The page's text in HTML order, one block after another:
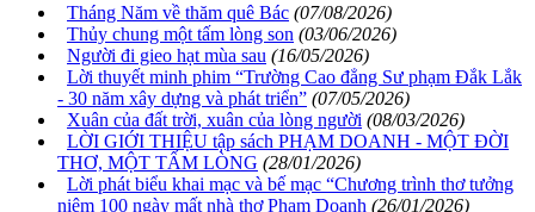
Tháng Năm về thăm quê Bác (07/08/2026)
Thủy chung một tấm lòng son (03/06/2026)
Người đi gieo hạt mùa sau (16/05/2026)
Lời thuyết minh phim “Trường Cao đẳng Sư phạm Đắk Lắk
- 30 năm xây dựng và phát triển” (07/05/2026)
Xuân của đất trời, xuân của lòng người (08/03/2026)
LỜI GIỚI THIỆU tập sách PHẠM DOANH - MỘT ĐỜI
THƠ, MỘT TẤM LÒNG (28/01/2026)
Lời phát biểu khai mạc và bế mạc “Chương trình thơ tưởng
niệm 100 ngày mất nhà thơ Phạm Doanh (26/01/2026)